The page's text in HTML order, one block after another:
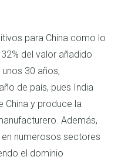
para China como lo
del valor añadido
30 años,
de país, pues India
China y produce la
Además,
numerosos sectores
el dominio